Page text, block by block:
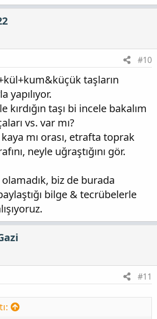
#10
taşların
yapılıyor.
kırdığın taşı bi incele bakalım
vs. var mı?
mı orası, etrafta toprak
neyle uğraştığını gör.
biz de burada
bilge & tecrübelerle
#11